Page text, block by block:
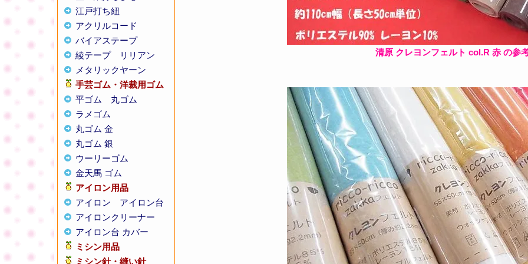
江戸打ち紐
アクリルコード
バイアステープ
綾テープ
リリアン
メタリックヤーン
手芸ゴム・洋裁用ゴム
平ゴム
丸ゴム
ラメゴム
丸ゴム 金
丸ゴム 銀
ウーリーゴム
金天馬 ゴム
アイロン用品
アイロン
アイロン台
アイロンクリーナー
アイロン台 カバー
ミシン用品
ミシン針・縫い針
清原 クレヨンフェルト col.R 赤 の参